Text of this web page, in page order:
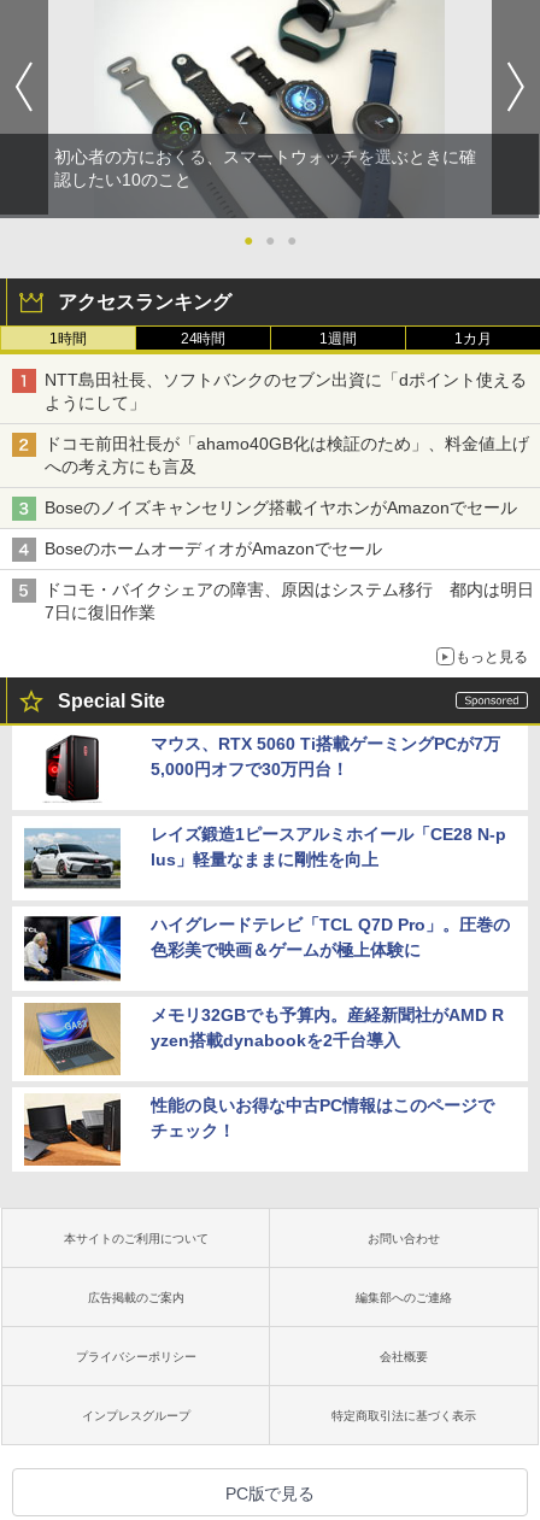
初心者の方におくる、スマートウォッチを選ぶときに確
認したい10のこと
● ● ●
アクセスランキング
1時間 24時間 1週間 1カ月
NTT島田社長、ソフトバンクのセブン出資に「dポイント使える
ようにして」
ドコモ前田社長が「ahamo40GB化は検証のため」、料金値上げ
への考え方にも言及
Boseのノイズキャンセリング搭載イヤホンがAmazonでセール
BoseのホームオーディオがAmazonでセール
ドコモ・バイクシェアの障害、原因はシステム移行 都内は明日
7日に復旧作業
もっと見る
Special Site
マウス、RTX 5060 Ti搭載ゲーミングPCが7万
5,000円オフで30万円台！
レイズ鍛造1ピースアルミホイール「CE28 N-p
lus」軽量なままに剛性を向上
ハイグレードテレビ「TCL Q7D Pro」。圧巻の
色彩美で映画＆ゲームが極上体験に
メモリ32GBでも予算内。産経新聞社がAMD R
yzen搭載dynabookを2千台導入
性能の良いお得な中古PC情報はこのページで
チェック！
本サイトのご利用について お問い合わせ
広告掲載のご案内 編集部へのご連絡
プライバシーポリシー 会社概要
インプレスグループ 特定商取引法に基づく表示
PC版で見る